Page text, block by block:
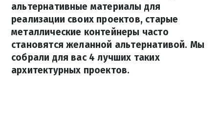
альтернативные материалы для
реализации своих проектов, старые
металлические контейнеры часто
становятся желанной альтернативой. Мы
собрали для вас 4 лучших таких
архитектурных проектов.